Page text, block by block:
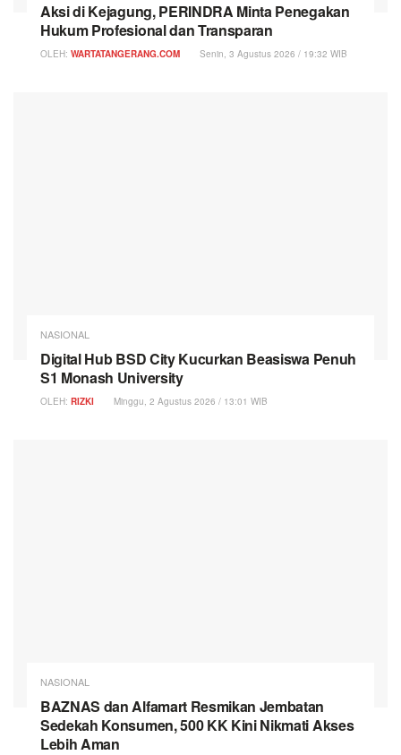
Aksi di Kejagung, PERINDRA Minta Penegakan
Hukum Profesional dan Transparan
OLEH: WARTATANGERANG.COM Senin, 3 Agustus 2026 / 19:32 WIB
NASIONAL
Digital Hub BSD City Kucurkan Beasiswa Penuh
S1 Monash University
OLEH: RIZKI Minggu, 2 Agustus 2026 / 13:01 WIB
NASIONAL
BAZNAS dan Alfamart Resmikan Jembatan
Sedekah Konsumen, 500 KK Kini Nikmati Akses
Lebih Aman